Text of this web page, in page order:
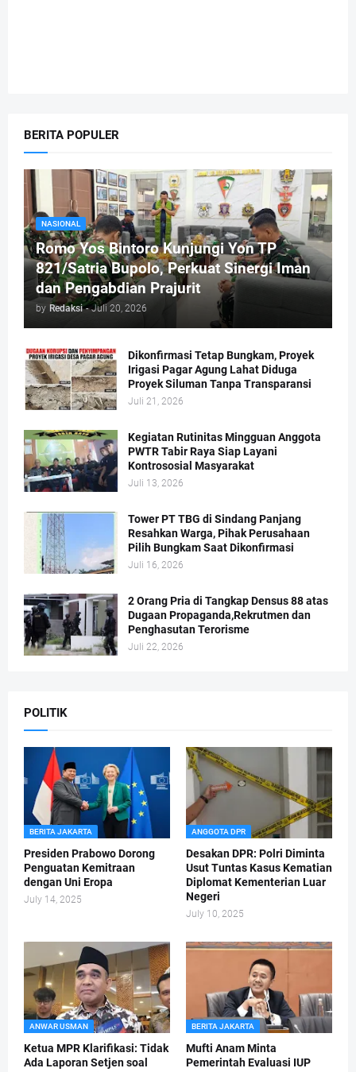
BERITA POPULER
NASIONAL
Romo Yos Bintoro Kunjungi Yon TP
821/Satria Bupolo, Perkuat Sinergi Iman
dan Pengabdian Prajurit
by Redaksi - Juli 20, 2026
Dikonfirmasi Tetap Bungkam, Proyek
Irigasi Pagar Agung Lahat Diduga
Proyek Siluman Tanpa Transparansi
Juli 21, 2026
Kegiatan Rutinitas Mingguan Anggota
PWTR Tabir Raya Siap Layani
Kontrososial Masyarakat
Juli 13, 2026
Tower PT TBG di Sindang Panjang
Resahkan Warga, Pihak Perusahaan
Pilih Bungkam Saat Dikonfirmasi
Juli 16, 2026
2 Orang Pria di Tangkap Densus 88 atas
Dugaan Propaganda,Rekrutmen dan
Penghasutan Terorisme
Juli 22, 2026
POLITIK
BERITA JAKARTA
Presiden Prabowo Dorong
Penguatan Kemitraan
dengan Uni Eropa
July 14, 2025
ANGGOTA DPR
Desakan DPR: Polri Diminta
Usut Tuntas Kasus Kematian
Diplomat Kementerian Luar
Negeri
July 10, 2025
ANWAR USMAN
Ketua MPR Klarifikasi: Tidak
Ada Laporan Setjen soal
BERITA JAKARTA
Mufti Anam Minta
Pemerintah Evaluasi IUP